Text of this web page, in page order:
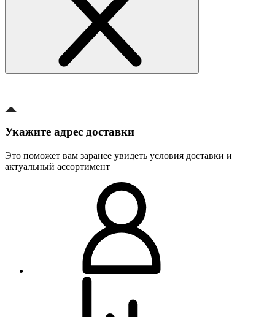
Укажите адрес доставки
Это поможет вам заранее увидеть условия доставки и
актуальный ассортимент